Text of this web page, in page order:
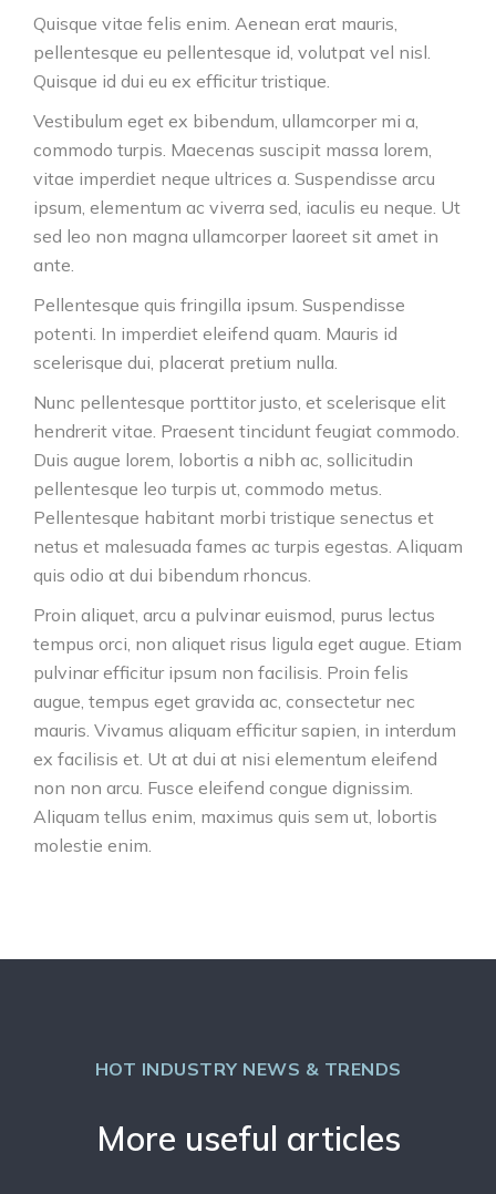
Quisque vitae felis enim. Aenean erat mauris,
pellentesque eu pellentesque id, volutpat vel nisl.
Quisque id dui eu ex efficitur tristique.
Vestibulum eget ex bibendum, ullamcorper mi a,
commodo turpis. Maecenas suscipit massa lorem,
vitae imperdiet neque ultrices a. Suspendisse arcu
ipsum, elementum ac viverra sed, iaculis eu neque. Ut
sed leo non magna ullamcorper laoreet sit amet in
ante.
Pellentesque quis fringilla ipsum. Suspendisse
potenti. In imperdiet eleifend quam. Mauris id
scelerisque dui, placerat pretium nulla.
Nunc pellentesque porttitor justo, et scelerisque elit
hendrerit vitae. Praesent tincidunt feugiat commodo.
Duis augue lorem, lobortis a nibh ac, sollicitudin
pellentesque leo turpis ut, commodo metus.
Pellentesque habitant morbi tristique senectus et
netus et malesuada fames ac turpis egestas. Aliquam
quis odio at dui bibendum rhoncus.
Proin aliquet, arcu a pulvinar euismod, purus lectus
tempus orci, non aliquet risus ligula eget augue. Etiam
pulvinar efficitur ipsum non facilisis. Proin felis
augue, tempus eget gravida ac, consectetur nec
mauris. Vivamus aliquam efficitur sapien, in interdum
ex facilisis et. Ut at dui at nisi elementum eleifend
non non arcu. Fusce eleifend congue dignissim.
Aliquam tellus enim, maximus quis sem ut, lobortis
molestie enim.
HOT INDUSTRY NEWS & TRENDS
More useful articles